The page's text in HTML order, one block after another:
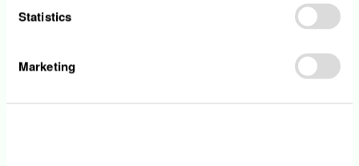
Statistics
Marketing
Luxembourg
26 juil. 2026